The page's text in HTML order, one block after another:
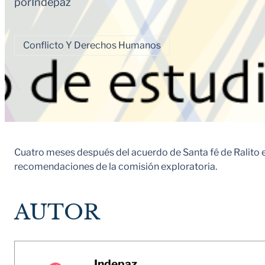
Conflicto Y Derechos Humanos
Cuatro meses después del acuerdo de Santa fé de
recomendaciones de la comisión exploratoria.
AUTOR